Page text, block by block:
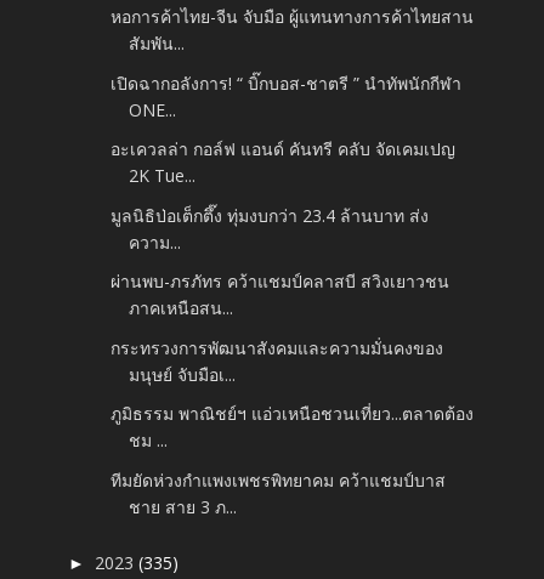
หอการค้าไทย-จีน จับมือ ผู้แทนทางการค้าไทยสาน
สัมพัน...
เปิดฉากอลังการ! “ บิ๊กบอส-ชาตรี ” นำทัพนักกีฬา
ONE...
อะเควลล่า กอล์ฟ แอนด์ คันทรี คลับ จัดเคมเปญ
2K Tue...
มูลนิธิป่อเต็กตึ๊ง ทุ่มงบกว่า 23.4 ล้านบาท ส่ง
ความ...
ผ่านพบ-ภรภัทร คว้าแชมป์คลาสบี สวิงเยาวชน
ภาคเหนือสน...
กระทรวงการพัฒนาสังคมและความมั่นคงของ
มนุษย์ จับมือเ...
ภูมิธรรม พาณิชย์ฯ แอ่วเหนือชวนเที่ยว...ตลาดต้อง
ชม ...
ทีมยัดห่วงกำแพงเพชรพิทยาคม คว้าแชมป์บาส
ชาย สาย 3 ภ...
► 2023(335)